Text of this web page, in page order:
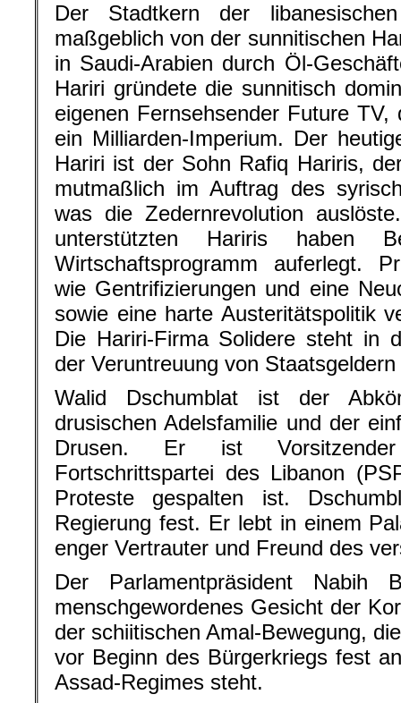
Der Stadtkern der
maßgeblich von der sunnitischen
in Saudi-Arabien durch Öl-
Hariri gründete die sunnitisch
eigenen Fernsehsender Future
ein Milliarden-Imperium. Der
Hariri ist der Sohn Rafiq Hariris,
mutmaßlich im Auftrag des
was die Zedernrevolution
unterstützten Hariris haben
Wirtschaftsprogramm auferlegt.
wie Gentrifizierungen und eine
sowie eine harte Austeritätspolitik
Die Hariri-Firma Solidere steht in
der Veruntreuung von
Walid Dschumblat ist der
drusischen Adelsfamilie und der
Drusen. Er ist
Fortschrittspartei des Libanon
Proteste gespalten ist.
Regierung fest. Er lebt in einem
enger Vertrauter und Freund des
Der Parlamentpräsident
menschgewordenes Gesicht der
der schiitischen Amal-Bewegung,
vor Beginn des Bürgerkriegs fest
Assad-Regimes steht.